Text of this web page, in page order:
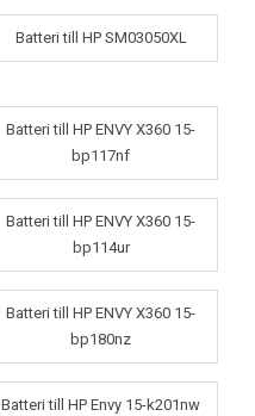
Batteri till HP SM03050XL
Batteri till HP ENVY X360 15-
bp117nf
Batteri till HP ENVY X360 15-
bp114ur
Batteri till HP ENVY X360 15-
bp180nz
Batteri till HP Envy 15-k201nw